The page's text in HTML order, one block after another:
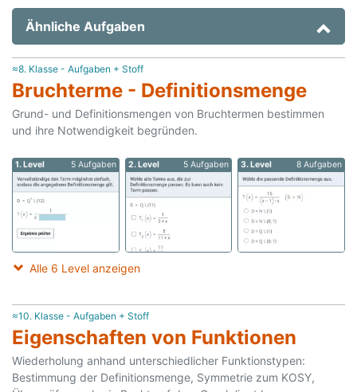
Ähnliche Aufgaben
≈8. Klasse - Aufgaben + Stoff
Bruchterme - Definitionsmenge
Grund- und Definitionsmengen von Bruchtermen bestimmen
und ihre Notwendigkeit begründen.
1. Level 5 Aufgaben 2. Level 5 Aufgaben 3. Level 8 Aufgaben
Alle 6 Level anzeigen
≈10. Klasse - Aufgaben + Stoff
Eigenschaften von Funktionen
Wiederholung anhand unterschiedlicher Funktionstypen:
Bestimmung der Definitionsmenge, Symmetrie zum KOSY,